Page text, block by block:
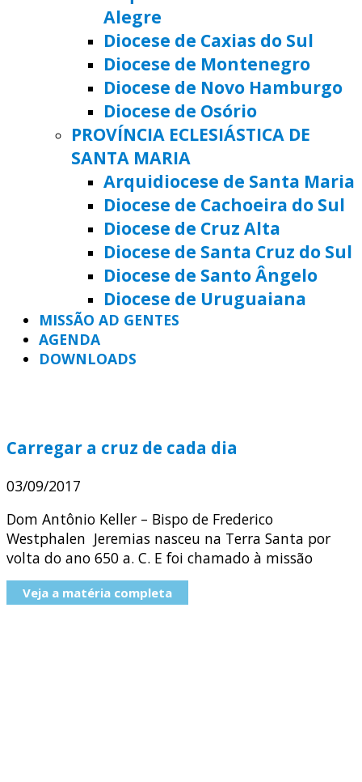
Alegre
Diocese de Caxias do Sul
Diocese de Montenegro
Diocese de Novo Hamburgo
Diocese de Osório
PROVÍNCIA ECLESIÁSTICA DE
SANTA MARIA
Arquidiocese de Santa Maria
Diocese de Cachoeira do Sul
Diocese de Cruz Alta
Diocese de Santa Cruz do Sul
Diocese de Santo Ângelo
Diocese de Uruguaiana
MISSÃO AD GENTES
AGENDA
DOWNLOADS
Carregar a cruz de cada dia
03/09/2017
Dom Antônio Keller – Bispo de Frederico
Westphalen Jeremias nasceu na Terra Santa por
volta do ano 650 a. C. E foi chamado à missão
Veja a matéria completa